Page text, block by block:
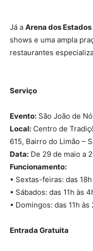
Já a Arena dos Estados
shows e uma ampla
restaurantes
Serviço
Evento: São João de
Local: Centro de
615, Bairro do Limão –
Data: De 29 de maio a
Funcionamento:
• Sextas-feiras: das
• Sábados: das 11h às
• Domingos: das 11h às
Entrada Gratuita